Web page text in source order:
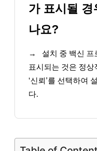
가 표시될
나요?
→
설치 중 백신
표시되는 것은 정상
‘신뢰’를 선택하여
다.